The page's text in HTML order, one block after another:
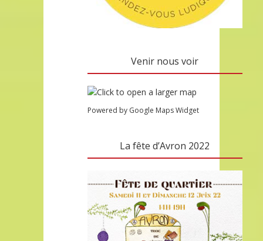
Venir nous voir
Powered by Google Maps Widget
La fête d’Avron 2022